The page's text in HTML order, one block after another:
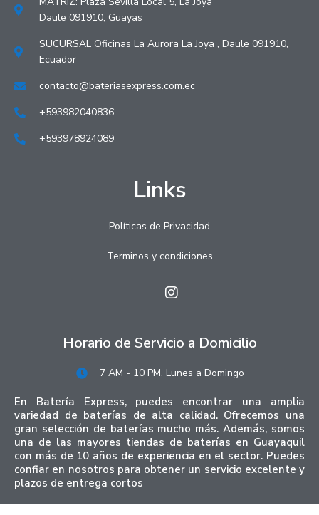
Daule 091910, Guayas
SUCURSAL Oficinas La Aurora La Joya , Daule 091910,
Ecuador
contacto@bateriasexpress.com.ec
+593982040836
+593978924089
Links
Políticas de Privacidad
Terminos y condiciones
Horario de Servicio a Domicilio
7 AM - 10 PM, Lunes a Domingo
En Batería Express, puedes encontrar una amplia
variedad de baterías de alta calidad. Ofrecemos una
gran selección de baterías mucho más. Además, somos
una de las mayores tiendas de baterías en Guayaquil
con más de 10 años de experiencia en el sector. Puedes
confiar en nosotros para obtener un servicio excelente y
plazos de entrega cortos